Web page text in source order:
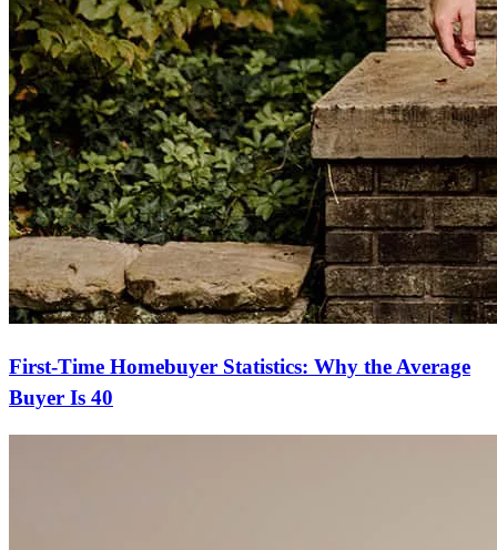
First-Time Homebuyer Statistics: Why the Average
Buyer Is 40